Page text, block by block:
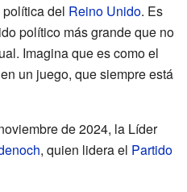
del Reino Unido. Es
político más grande que no
Imagina que es como el
un juego, que siempre está
de 2024, la Líder
, quien lidera el Partido